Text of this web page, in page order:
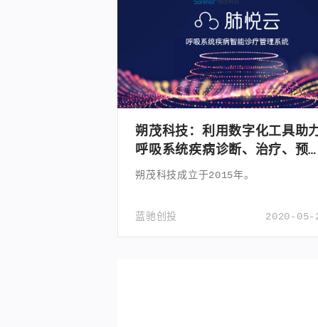
朔茂科技：利用数字化工具助
呼吸系统疾病诊断、治疗、预后
全流程
朔茂科技成立于2015年。
2020-05-
蓝驰创投